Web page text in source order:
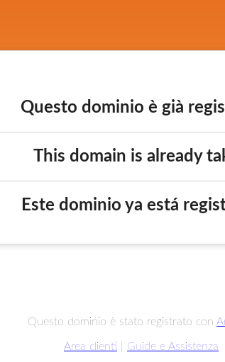
Questo dominio è già
This domain is already
Este dominio ya está
Questo dominio è stato registrato con
Area clienti Guide e Assistenza